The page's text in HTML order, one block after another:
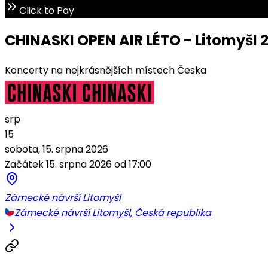
Click to Pay
CHINASKI OPEN AIR LÉTO - Litomyšl
Koncerty na nejkrásnějších místech Česka
srp
15
sobota, 15. srpna 2026
Začátek 15. srpna 2026 od 17:00
Zámecké návrší Litomyšl
Zámecké návrší Litomyšl, Česká republika